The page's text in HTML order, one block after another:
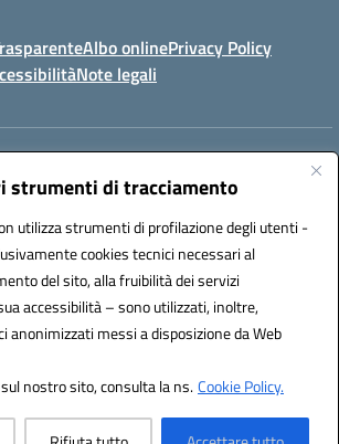
strumenti di tracciamento
utilizza strumenti di profilazione degli utenti -
cookies tecnici necessari al
del sito, alla fruibilità dei servizi
accessibilità – sono utilizzati, inoltre,
messi a disposizione da Web
nostro sito, consulta la ns.Cookie Policy.
Albo onlinePrivacy Policy
Note legali
(PEC):tpis02200a@pec.istruzione.it
TPIS02200A
ERICE - CASA SANTA (TP)
& Powered by 3D Solution S.r.l.
& Design by Designers Italia